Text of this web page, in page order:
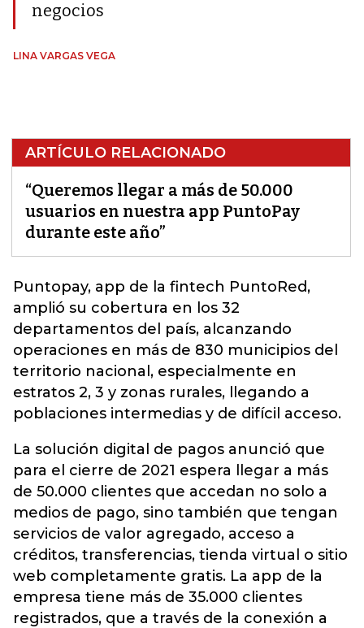
negocios
LINA VARGAS VEGA
ARTÍCULO RELACIONADO
“Queremos llegar a más de 50.000
usuarios en nuestra app PuntoPay
durante este año”
Puntopay, app de la fintech PuntoRed,
amplió su cobertura en los 32
departamentos del país, alcanzando
operaciones en más de 830 municipios del
territorio nacional, especialmente en
estratos 2, 3 y zonas rurales, llegando a
poblaciones intermedias y de difícil acceso.
La solución digital de pagos anunció que
para el cierre de 2021 espera llegar a más
de 50.000 clientes que accedan no solo a
medios de pago, sino también que tengan
servicios de valor agregado, acceso a
créditos, transferencias, tienda virtual o sitio
web completamente gratis. La app de la
empresa tiene más de 35.000 clientes
registrados, que a través de la conexión a